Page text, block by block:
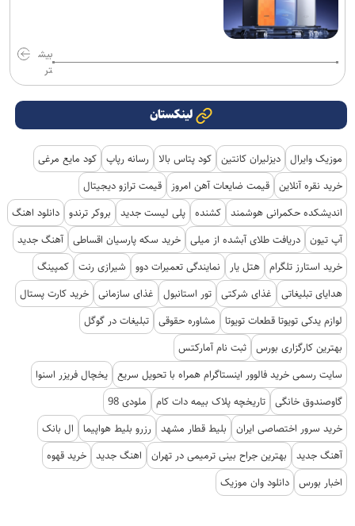
بیش
تر
لینکستان
موزیک وایرال دیزلیران کانتین کود پتاس بالا رسانه رپاپ کود مایع مرغی
خرید نقره آنلاین قیمت ضایعات آهن امروز
قیمت ترازو دیجیتال
اندیشکده حکمرانی هوشمند کشنده پلی لیست جدید بروکر ترندو دانلود اهنگ
آپ تیون دریافت طلای آبشده از میلی خرید سکه پارسیان اقساطی آهنگ جدید
خرید استارز تلگرام هتل یار نمایندگی تعمیرات دوو شیرازی رنت کمپینگ
هدایای تبلیغاتی
غذای شرکتی تور استانبول غذای سازمانی خرید کارت پستال
لوازم یدکی تویوتا قطعات تویوتا
مشاوره حقوقی تبلیغات در گوگل
بهترین کارگزاری بورس ثبت نام آمارکتس
سایت رسمی خرید فالوور اینستاگرام همراه با تحویل سریع یخچال فریزر اسنوا
گاوصندوق خانگی تاریخچه پلاک بیمه دات کام
ملودی 98
خرید سرور اختصاصی ایران
بلیط قطار مشهد رزرو بلیط هواپیما
ال بانک
آهنگ جدید
بهترین جراح بینی ترمیمی در تهران اهنگ جدید خرید قهوه
اخبار بورس دانلود وان موزیک